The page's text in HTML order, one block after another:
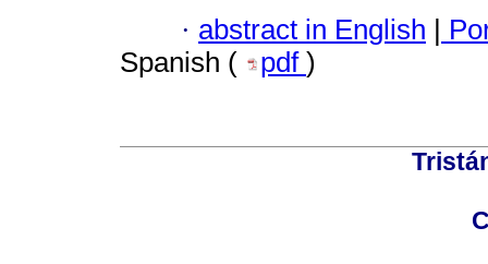
· abstract in English
Spanish (
pdf )